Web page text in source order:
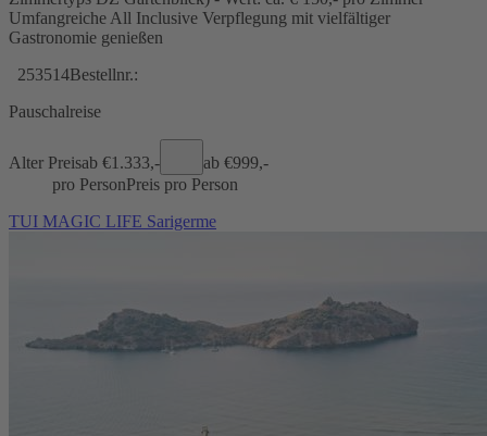
Umfangreiche All Inclusive Verpflegung mit vielfältiger
Gastronomie genießen
253514Bestellnr.:
Pauschalreise
Alter Preisab €1.333,- ab €999,-
pro PersonPreis pro Person
TUI MAGIC LIFE Sarigerme